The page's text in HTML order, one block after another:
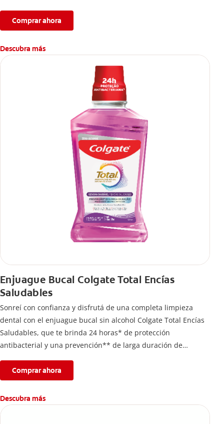
Comprar ahora
Descubra más
Enjuague Bucal Colgate Total Encías
Saludables
Sonreí con confianza y disfrutá de una completa limpieza
dental con el enjuague bucal sin alcohol Colgate Total Encías
Saludables, que te brinda 24 horas* de protección
antibacterial y una prevención** de larga duración de
Comprar ahora
Descubra más